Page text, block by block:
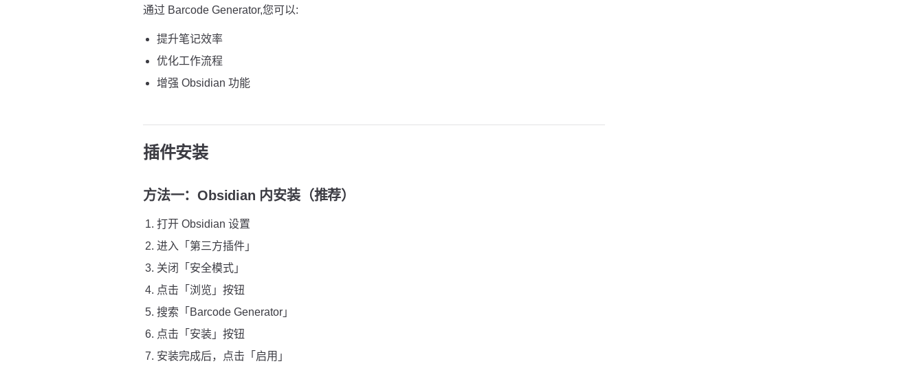
通过 Barcode Generator,您可以:
提升笔记效率
优化工作流程
增强 Obsidian 功能
插件安装
方法一：Obsidian 内安装（推荐）
打开 Obsidian 设置
进入「第三方插件」
关闭「安全模式」
点击「浏览」按钮
搜索「Barcode Generator」
点击「安装」按钮
安装完成后，点击「启用」